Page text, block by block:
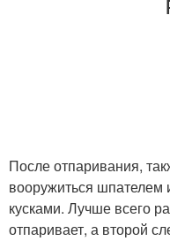
После отпаривания,
вооружиться шпателем
кусками. Лучше всего
отпаривает, а второй